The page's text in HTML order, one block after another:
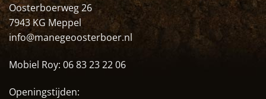
Oosterboerweg 26
7943 KG Meppel
info@manegeoosterboer.nl
Mobiel Roy: 06 83 23 22 06
Openingstijden: